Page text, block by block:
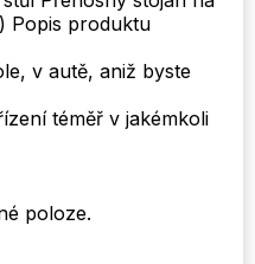
Popis produktu
v autě, aniž byste
téměř v jakémkoli
poloze.